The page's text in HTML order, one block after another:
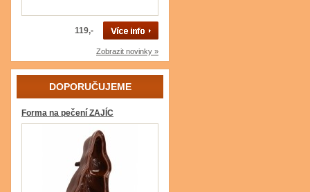
119,-
Zobrazit novinky »
DOPORUČUJEME
Forma na pečení ZAJÍC